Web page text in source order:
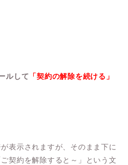
ルして 「契約の解除を続ける」
表示されますが、そのまま下に
契約を解除すると～」という文